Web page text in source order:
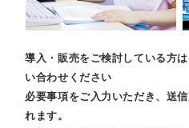
導入・販売をご検討している方
い合わせください
必要事項をご入力いただき、送
れます。